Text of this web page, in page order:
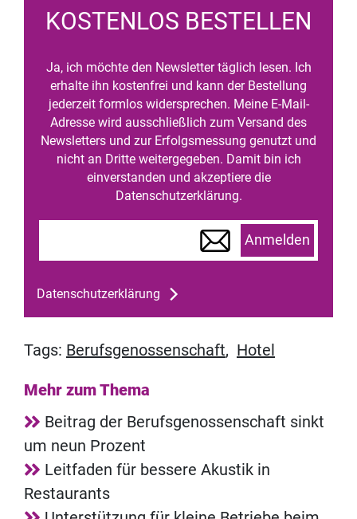
KOSTENLOS BESTELLEN
Ja, ich möchte den Newsletter täglich lesen. Ich
erhalte ihn kostenfrei und kann der Bestellung
jederzeit formlos widersprechen. Meine E-Mail-
Adresse wird ausschließlich zum Versand des
Newsletters und zur Erfolgsmessung genutzt und
nicht an Dritte weitergegeben. Damit bin ich
einverstanden und akzeptiere die
Datenschutzerklärung.
Anmelden
Datenschutzerklärung
Tags: Berufsgenossenschaft, Hotel
Mehr zum Thema
Beitrag der Berufsgenossenschaft sinkt
um neun Prozent
Leitfaden für bessere Akustik in
Restaurants